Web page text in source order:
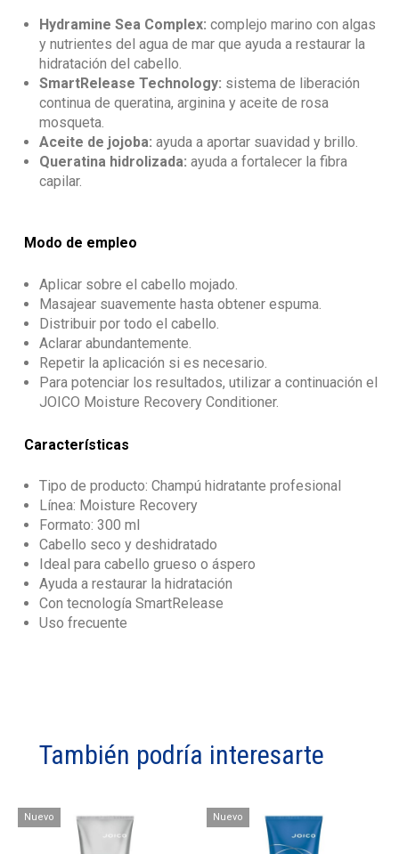
Hydramine Sea Complex: complejo marino con algas
y nutrientes del agua de mar que ayuda a restaurar la
hidratación del cabello.
SmartRelease Technology: sistema de liberación
continua de queratina, arginina y aceite de rosa
mosqueta.
Aceite de jojoba: ayuda a aportar suavidad y brillo.
Queratina hidrolizada: ayuda a fortalecer la fibra
capilar.
Modo de empleo
Aplicar sobre el cabello mojado.
Masajear suavemente hasta obtener espuma.
Distribuir por todo el cabello.
Aclarar abundantemente.
Repetir la aplicación si es necesario.
Para potenciar los resultados, utilizar a continuación el
JOICO Moisture Recovery Conditioner.
Características
Tipo de producto: Champú hidratante profesional
Línea: Moisture Recovery
Formato: 300 ml
Cabello seco y deshidratado
Ideal para cabello grueso o áspero
Ayuda a restaurar la hidratación
Con tecnología SmartRelease
Uso frecuente
También podría interesarte
Nuevo Nuevo